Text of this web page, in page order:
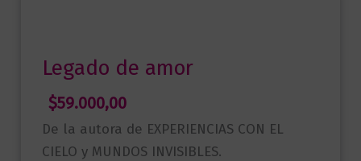
Legado de amor
$59.000,00
De la autora de EXPERIENCIAS CON EL
CIELO y MUNDOS INVISIBLES.